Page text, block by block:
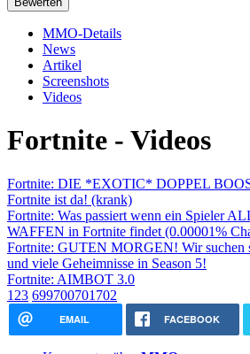
MMO-Details
News
Artikel
Screenshots
Videos
Fortnite - Videos
Fortnite: DIE *EXOTIC* DOPPEL
Fortnite ist da! (krank)
Fortnite: Was passiert wenn ein Spieler
WAFFEN in Fortnite findet (0.00001%
Fortnite: GUTEN MORGEN! Wir suchen
und viele Geheimnisse in Season 5!
Fortnite: AIMBOT 3.0
1 23 699700701 702
EMAIL FACEBOOK